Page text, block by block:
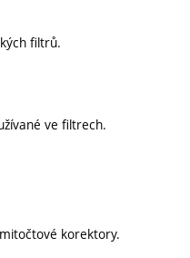
filtrů.
ve filtrech.
korektory.